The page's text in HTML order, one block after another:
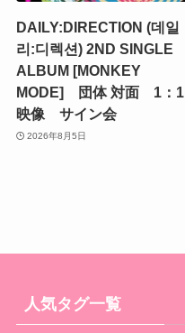
DAILY:DIRECTION (데일
리:디렉션) 2ND SINGLE
ALBUM [MONKEY
MODE] 団体 対面 1：1
映像 サイン会
2026年8月5日
人気タグ一覧